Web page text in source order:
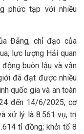
phức tạp với nhiều
Đảng, chỉ đạo của
lực lượng Hải quan
buôn lậu và vận
đã đạt được nhiều
quốc gia và an toàn
đến 14/6/2025, cơ
xử lý là 8.561 vụ, trị
tỉ đồng; khởi tố 8